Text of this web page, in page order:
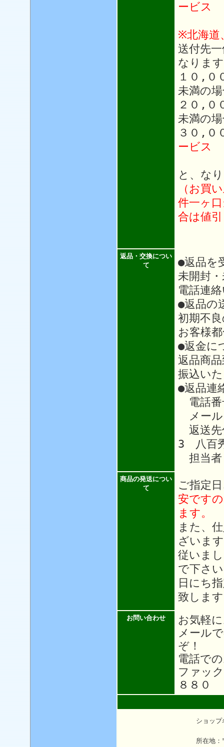
ービス
※北海道
送付先
なりま
１０,０
未満の
２０,０
未満の
３０,０
ービス
と、な
（お買
件一ヶ
合は値
返品・交換につい
て
●返品を
未開封
電話連
●返品の
初期不
お客様
●返金に
返品商
振込い
●返品連
電話番
メー
返送先
3 八百
担当
商品の発送につい
て
ご指定
安です
ます。
また、
ざいま
従いま
で下さ
日にち
致しま
お問い合わせ
お気軽
メール
ぞ！
電話で
ファッ
８８０
ショッ
所在地